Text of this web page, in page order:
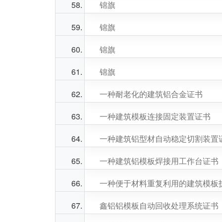
锦旗
锦旗
锦旗
锦旗
一种耐老化的建筑铝合金证书
一种建筑模板连接固定装置证书
一种建筑铝型材自动稳定切割装置
一种建筑铝模板焊接用工作台证书
一种便于材料重复利用的建筑模板
鑫铝铝模板自动回收处理系统证书